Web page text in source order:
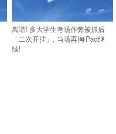
离谱! 多大学生考场作弊被抓后
「二次开挂」, 当场再掏iPad继
续!